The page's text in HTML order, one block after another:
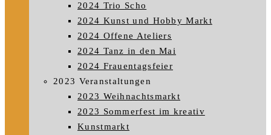
2024 Trio Scho
2024 Kunst und Hobby Markt
2024 Offene Ateliers
2024 Tanz in den Mai
2024 Frauentagsfeier
2023 Veranstaltungen
2023 Weihnachtsmarkt
2023 Sommerfest im kreativ
Kunstmarkt